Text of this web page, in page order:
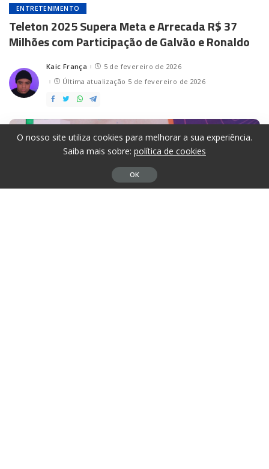
ENTRETENIMENTO
Teleton 2025 Supera Meta e Arrecada R$ 37
Milhões com Participação de Galvão e Ronaldo
Posted
Kaic França
5 de fevereiro de 2026
Última atualização 5 de fevereiro de 2026
O nosso site utiliza cookies para melhorar a sua experiência.
Saiba mais sobre: política de cookies
OK